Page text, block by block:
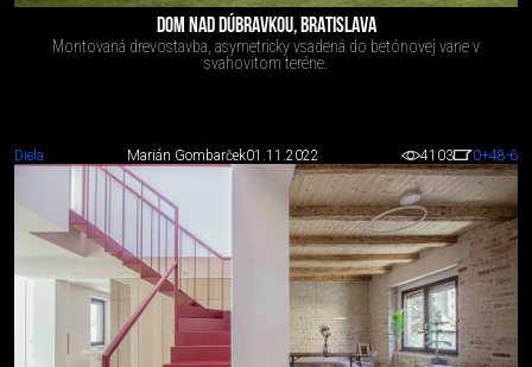
DOM NAD DÚBRAVKOU, BRATISLAVA
Montovaná drevostavba, asymetricky vsadená do betónovej vane v
svahovitom teréne.
Diela Marián Gombarček01.11.2022 4103 0+48-6